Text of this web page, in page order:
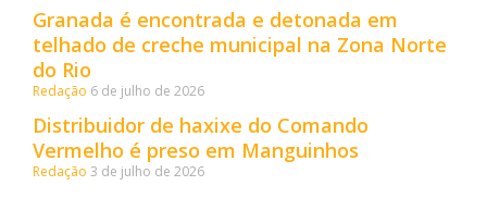
Granada é encontrada e detonada em
telhado de creche municipal na Zona Norte
do Rio
Redação 6 de julho de 2026
Distribuidor de haxixe do Comando
Vermelho é preso em Manguinhos
Redação 3 de julho de 2026